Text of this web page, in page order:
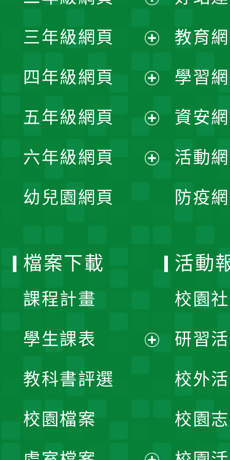
開
選
單
開
選
單
三年級網頁
開
選
單
四年級網頁
開
選
五年級網頁
開
六年級網頁
幼兒園網頁
教育
學習
資安
活動
防疫
檔案下載
課程計畫
學生課表
單
教科書評選
校園檔案
活動
校園
研習
校外
校園